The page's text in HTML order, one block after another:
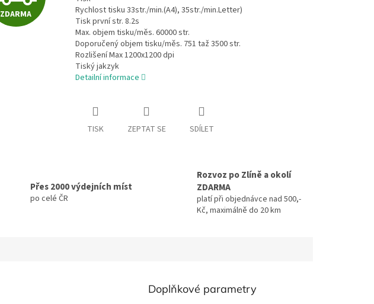
D
A
ZDARMA
Rychlost tisku 33str./min.(A4), 35str./min.Letter)
Tisk první str. 8.2s
Max. objem tisku/měs. 60000 str.
Doporučený objem tisku/měs. 751 taž 3500 str.
Rozlišení Max 1200x1200 dpi
Tiský jakzyk
Detailní informace
TISK ZEPTAT SE SDÍLET
Přes 2000 výdejních míst
po celé ČR
Rozvoz po Zlíně a okolí
ZDARMA
platí při objednávce nad 500,-
Kč, maximálně do 20 km
Doplňkové parametry